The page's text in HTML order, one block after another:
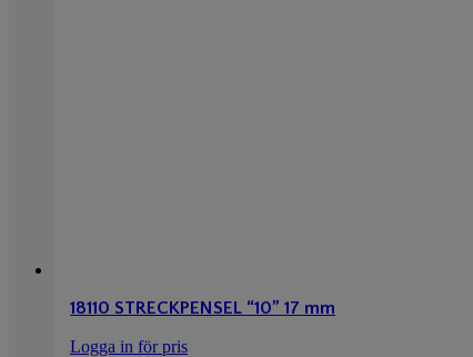
18110 STRECKPENSEL “10” 17 mm
Logga in för pris